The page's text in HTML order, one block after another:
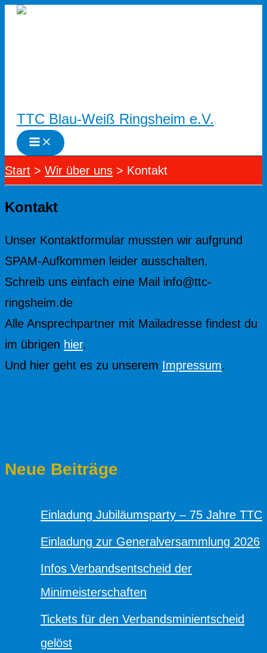
Zum
TTC Blau-Weiß Ringsheim e.V.
Start Wir über uns Kontakt
Neue Beiträge
Einladung Jubiläumsparty – 75 Jahre TTC
Einladung zur Generalversammlung 2026
Infos Verbandsentscheid der
Minimeisterschaften
Tickets für den Verbandsminientscheid
gelöst
Kontakt
Unser Kontaktformular mussten wir aufgrund
SPAM-Aufkommen leider ausschalten.
Schreib uns einfach eine Mail info@ttc-
ringsheim.de
Alle Ansprechpartner mit Mailadresse findest du
im übrigen hier.
Und hier geht es zu unserem Impressum.